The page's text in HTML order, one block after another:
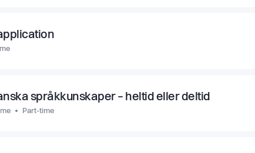
språkkunskaper – heltid eller deltid
Part-time